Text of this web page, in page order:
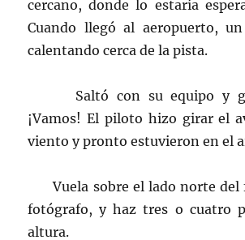
cercano, donde lo estaría
Cuando llegó al aeropuerto,
calentando cerca de la pista.
Saltó con su equipo y
¡Vamos! El piloto hizo girar el
viento y pronto estuvieron en el
Vuela sobre el lado norte del
fotógrafo, y haz tres o cuatro
altura.